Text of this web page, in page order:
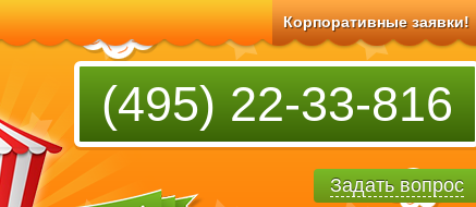
Корпоративные заявки!
(495) 22-33-816
Задать вопрос